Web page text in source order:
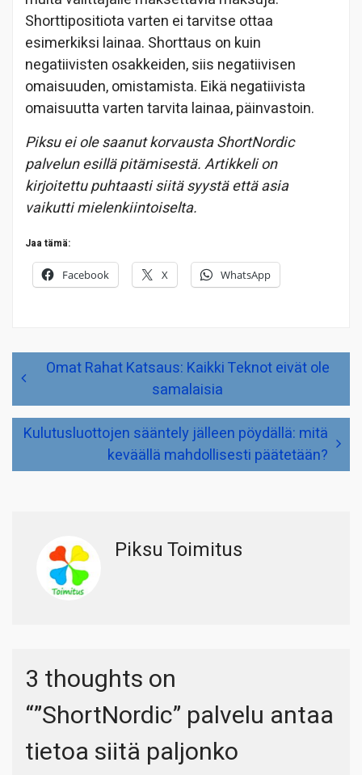
Shorttipositiota varten ei tarvitse ottaa
esimerkiksi lainaa. Shorttaus on kuin
negatiivisten osakkeiden, siis negatiivisen
omaisuuden, omistamista. Eikä negatiivista
omaisuutta varten tarvita lainaa, päinvastoin.
Piksu ei ole saanut korvausta ShortNordic
palvelun esillä pitämisestä. Artikkeli on
kirjoitettu puhtaasti siitä syystä että asia
vaikutti mielenkiintoiselta.
Jaa tämä:
Facebook X WhatsApp
Artikkelien
selaus Omat Rahat Katsaus: Kaikki Teknot eivät ole
samalaisia
Kulutusluottojen sääntely jälleen pöydällä: mitä
keväällä mahdollisesti päätetään?
Piksu Toimitus
3 thoughts on
“”ShortNordic” palvelu antaa
tietoa siitä paljonko